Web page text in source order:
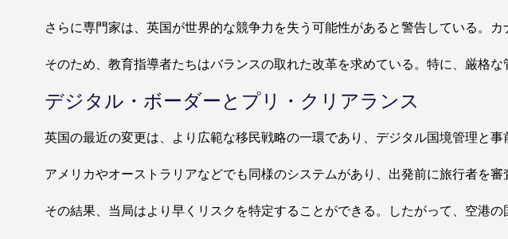
さらに専門家は、英国が世界的な競争力を失う可能性があると警告している。
そのため、教育指導者たちはバランスの取れた改革を求めている。特に、厳格
デジタル・ボーダーとプリ・クリアランス
英国の最近の変更は、より広範な移民戦略の一環であり、デジタル国境管理と事
アメリカやオーストラリアなどでも同様のシステムがあり、出発前に旅行者を審
その結果、当局はより早くリスクを特定することができる。したがって、空港の